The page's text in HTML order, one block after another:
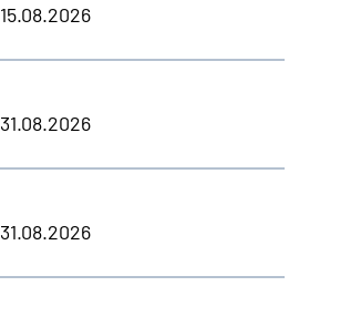
15.08.2026
31.08.2026
31.08.2026